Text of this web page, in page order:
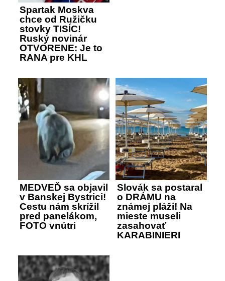
Spartak Moskva
chce od Ružičku
stovky TISÍC!
Ruský novinár
OTVORENE: Je to
RANA pre KHL
MEDVEĎ sa objavil
v Banskej Bystrici!
Cestu nám skrížil
pred panelákom,
FOTO vnútri
Slovák sa postaral
o DRÁMU na
známej pláži! Na
mieste museli
zasahovať
KARABINIERI